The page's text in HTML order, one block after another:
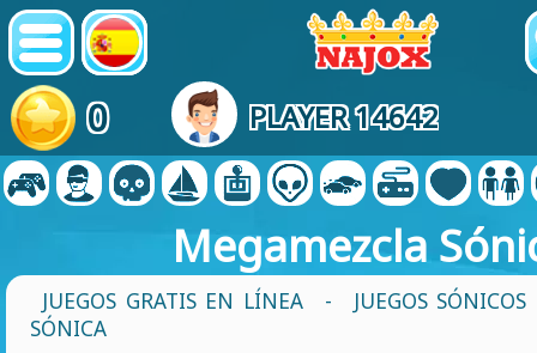
0 PLAYER 14642
Megamezcla
JUEGOS GRATIS EN LÍNEA -
JUEGOS SÓNICOS
SÓNICA